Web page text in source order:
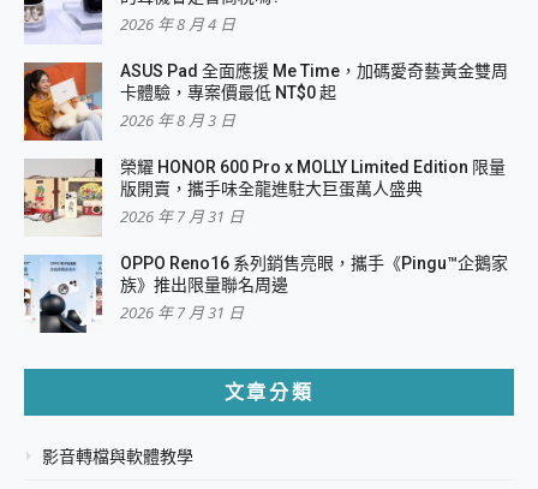
2026 年 8 月 4 日
ASUS Pad 全面應援 Me Time，加碼愛奇藝黃金雙周
卡體驗，專案價最低 NT$0 起
2026 年 8 月 3 日
榮耀 HONOR 600 Pro x MOLLY Limited Edition 限量
版開賣，攜手味全龍進駐大巨蛋萬人盛典
2026 年 7 月 31 日
OPPO Reno16 系列銷售亮眼，攜手《Pingu™企鵝家
族》推出限量聯名周邊
2026 年 7 月 31 日
文章分類
影音轉檔與軟體教學